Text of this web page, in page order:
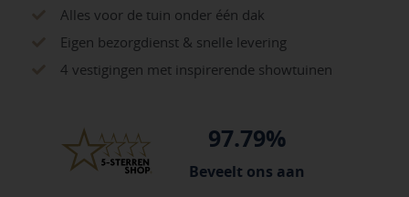
Alles voor de tuin onder één dak
Eigen bezorgdienst & snelle levering
4 vestigingen met inspirerende showtuinen
97.79%
Beveelt ons aan